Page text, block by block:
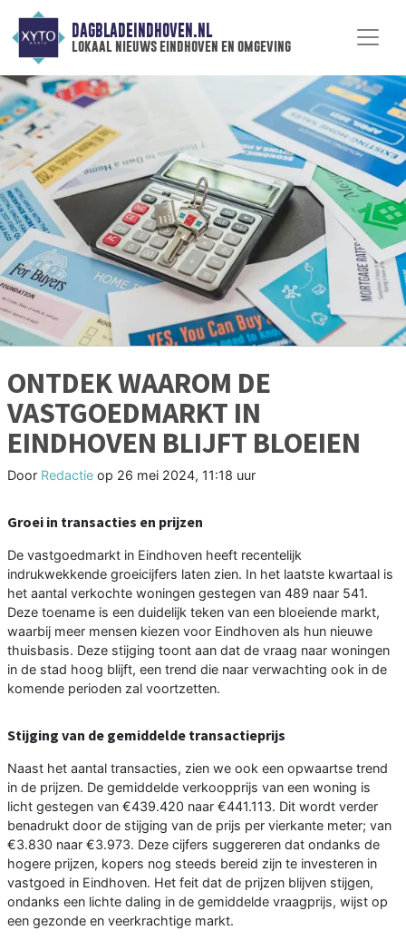
DAGBLADEINDHOVEN.NL
lokaal nieuws eindhoven en omgeving
ONTDEK WAAROM DE
VASTGOEDMARKT IN
EINDHOVEN BLIJFT BLOEIEN
Door Redactie op 26 mei 2024, 11:18 uur
Groei in transacties en prijzen
De vastgoedmarkt in Eindhoven heeft recentelijk
indrukwekkende groeicijfers laten zien. In het laatste kwartaal is
het aantal verkochte woningen gestegen van 489 naar 541.
Deze toename is een duidelijk teken van een bloeiende markt,
waarbij meer mensen kiezen voor Eindhoven als hun nieuwe
thuisbasis. Deze stijging toont aan dat de vraag naar woningen
in de stad hoog blijft, een trend die naar verwachting ook in de
komende perioden zal voortzetten.
Stijging van de gemiddelde transactieprijs
Naast het aantal transacties, zien we ook een opwaartse trend
in de prijzen. De gemiddelde verkoopprijs van een woning is
licht gestegen van €439.420 naar €441.113. Dit wordt verder
benadrukt door de stijging van de prijs per vierkante meter; van
€3.830 naar €3.973. Deze cijfers suggereren dat ondanks de
hogere prijzen, kopers nog steeds bereid zijn te investeren in
vastgoed in Eindhoven. Het feit dat de prijzen blijven stijgen,
ondanks een lichte daling in de gemiddelde vraagprijs, wijst op
een gezonde en veerkrachtige markt.